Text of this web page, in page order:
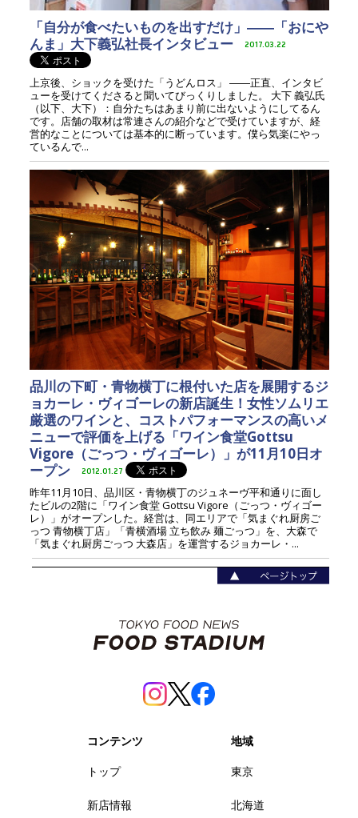
「自分が食べたいものを出すだけ」――「おにや
んま」大下義弘社長インタビュー
2017.03.22
上京後、ショックを受けた「うどんロス」 ――正直、インタビ
ューを受けてくださると聞いてびっくりしました。 大下 義弘氏
（以下、大下）：自分たちはあまり前に出ないようにしてるん
です。店舗の取材は常連さんの紹介などで受けていますが、経
営的なことについては基本的に断っています。僕ら気楽にやっ
ているんで...
品川の下町・青物横丁に根付いた店を展開するジ
ョカーレ・ヴィゴーレの新店誕生！女性ソムリエ
厳選のワインと、コストパフォーマンスの高いメ
ニューで評価を上げる「ワイン食堂Gottsu
Vigore（ごっつ・ヴィゴーレ）」が11月10日オ
ープン
2012.01.27
昨年11月10日、品川区・青物横丁のジュネーヴ平和通りに面し
たビルの2階に「ワイン食堂 Gottsu Vigore（ごっつ・ヴィゴー
レ）」がオープンした。経営は、同エリアで「気まぐれ厨房ご
っつ 青物横丁店」「青横酒場 立ち飲み 麺ごっつ」を、大森で
「気まぐれ厨房ごっつ 大森店」を運営するジョカーレ・...
コンテンツ
トップ
新店情報
地域
東京
北海道